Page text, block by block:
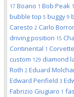
17 Boano 1 Bob Peak 1
bubble top 5 buggy 9
Caresto 2 Carlo
driving position 15
Continental 1 Corvette
custom 129 diamond
Roth 2 Eduard
Edward Penfield 3
Fabrizio Giugiaro 1